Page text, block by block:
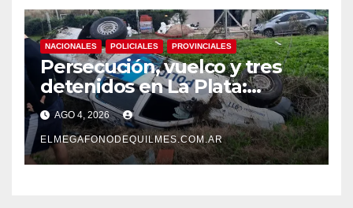
NACIONALES POLICIALES PROVINCIALES
Persecución, vuelco y tres
detenidos en La Plata:
recuperaron motos robadas
tras un operativo policial
AGO 4, 2026
ELMEGAFONODEQUILMES.COM.AR